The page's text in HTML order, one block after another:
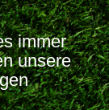
immer
unsere